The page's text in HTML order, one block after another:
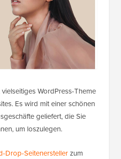
WordPress-Theme
Es wird mit einer schönen
geliefert, die Sie
um loszulegen.
Drop-Seitenerstellerzum